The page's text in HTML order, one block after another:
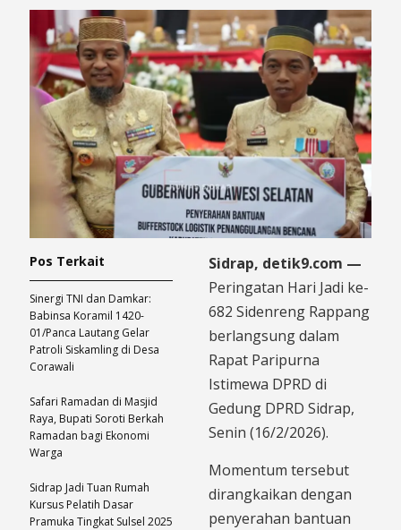
Sidrap, detik9.com —
Peringatan Hari Jadi ke-
682 Sidenreng Rappang
berlangsung dalam
Rapat Paripurna
Istimewa DPRD di
Gedung DPRD Sidrap,
Senin (16/2/2026).
Momentum tersebut
dirangkaikan dengan
penyerahan bantuan
Pos Terkait
Sinergi TNI dan Damkar:
Babinsa Koramil 1420-
01/Panca Lautang Gelar
Patroli Siskamling di Desa
Corawali
Safari Ramadan di Masjid
Raya, Bupati Soroti Berkah
Ramadan bagi Ekonomi
Warga
Sidrap Jadi Tuan Rumah
Kursus Pelatih Dasar
Pramuka Tingkat Sulsel 2025